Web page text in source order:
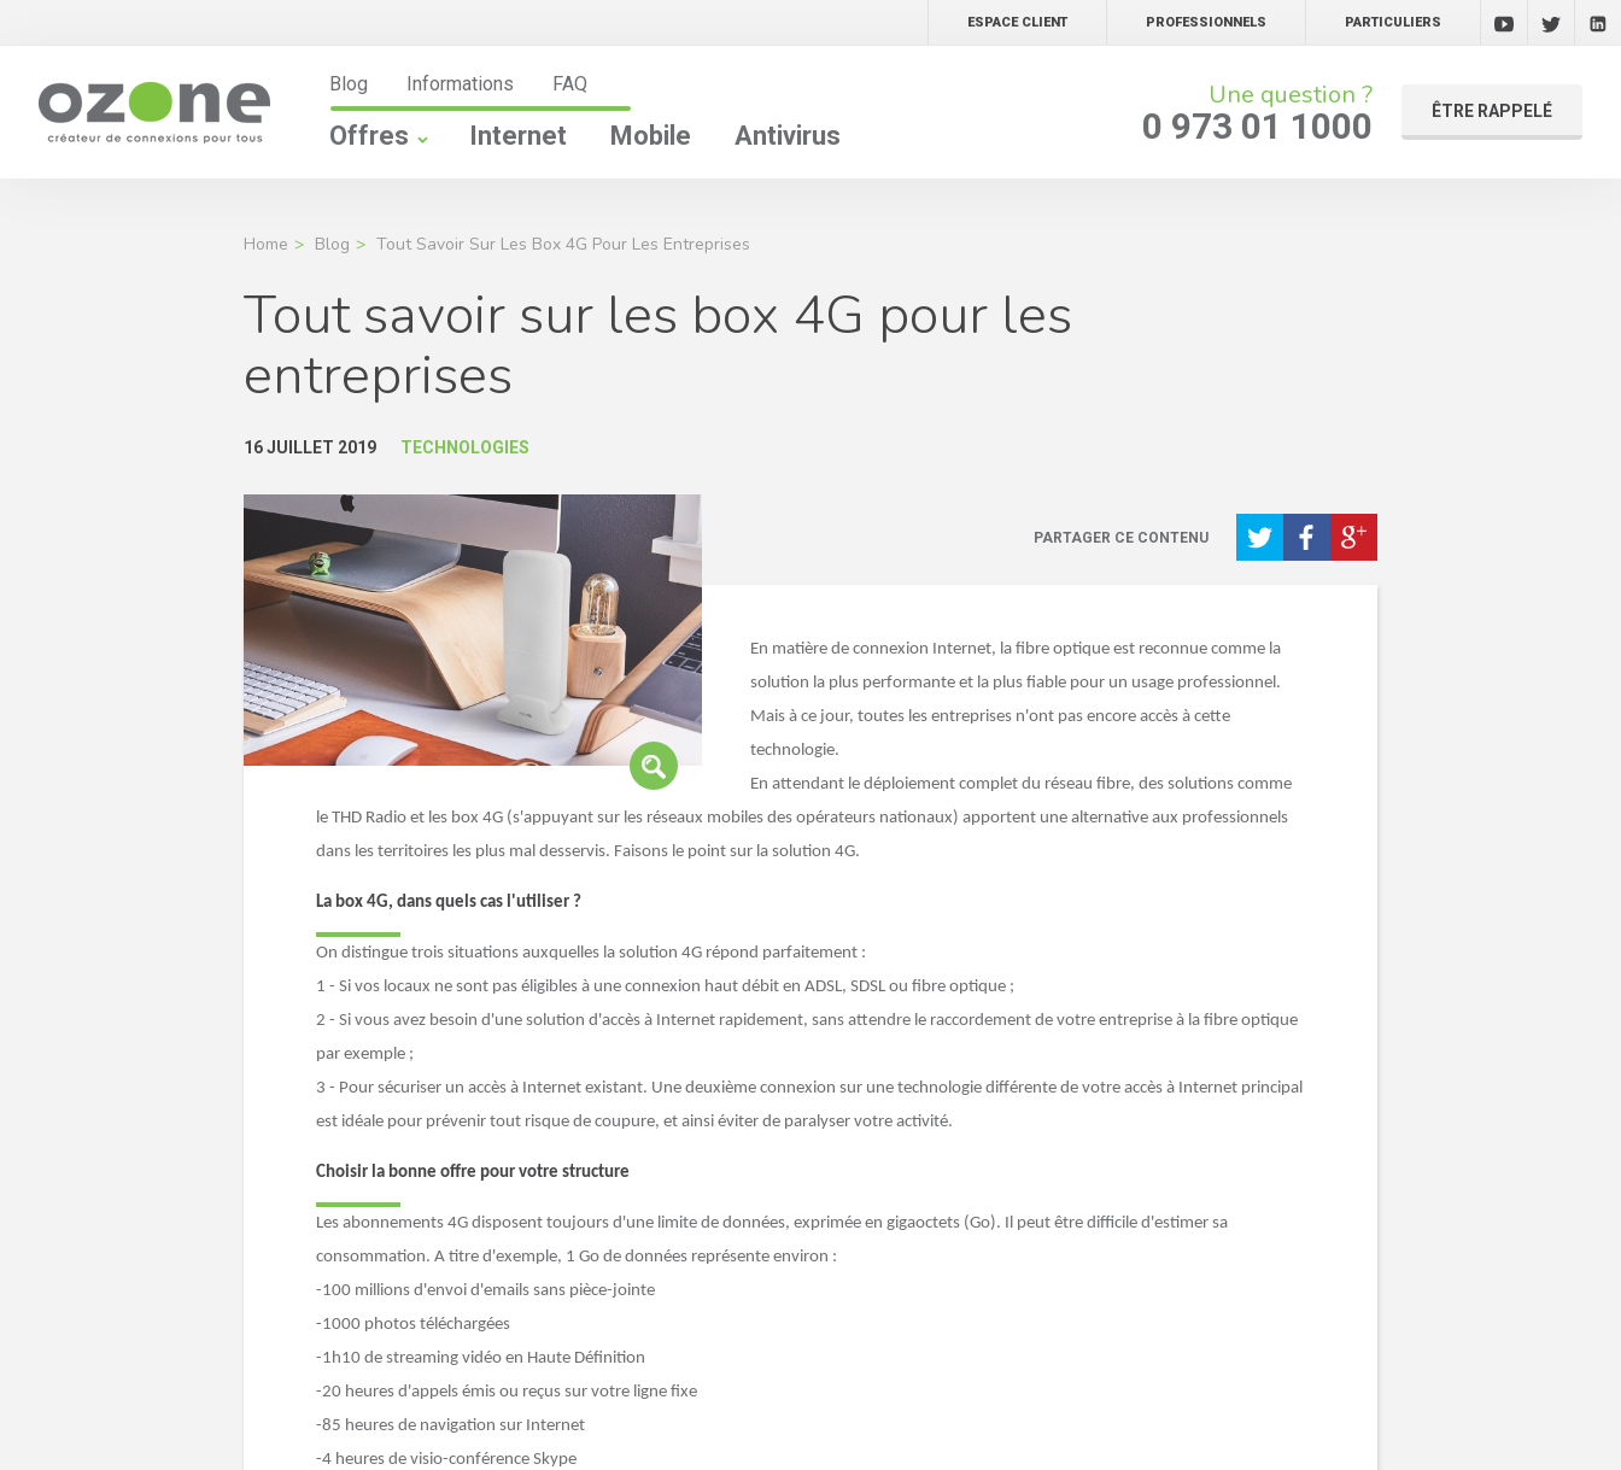
ESPACE CLIENT PROFESSIONNELS PARTICULIERS
Blog Informations FAQ
Offres Internet Mobile Antivirus
Une question ?
0 973 01 1000 ÊTRE RAPPELÉ
Home Blog Tout Savoir Sur Les Box 4G Pour Les Entreprises
Tout savoir sur les box 4G pour les
entreprises
16 JUILLET 2019 TECHNOLOGIES
PARTAGER CE CONTENU
En matière de connexion Internet, la fibre optique est reconnue comme la
solution la plus performante et la plus fiable pour un usage professionnel.
Mais à ce jour, toutes les entreprises n'ont pas encore accès à cette
technologie.
En attendant le déploiement complet du réseau fibre, des solutions comme
le THD Radio et les box 4G (s'appuyant sur les réseaux mobiles des opérateurs nationaux) apportent une alternative aux professionnels
dans les territoires les plus mal desservis. Faisons le point sur la solution 4G.
La box 4G, dans quels cas l'utiliser ?
On distingue trois situations auxquelles la solution 4G répond parfaitement :
1 - Si vos locaux ne sont pas éligibles à une connexion haut débit en ADSL, SDSL ou fibre optique ;
2 - Si vous avez besoin d'une solution d'accès à Internet rapidement, sans attendre le raccordement de votre entreprise à la fibre optique
par exemple ;
3 - Pour sécuriser un accès à Internet existant. Une deuxième connexion sur une technologie différente de votre accès à Internet principal
est idéale pour prévenir tout risque de coupure, et ainsi éviter de paralyser votre activité.
Choisir la bonne offre pour votre structure
Les abonnements 4G disposent toujours d'une limite de données, exprimée en gigaoctets (Go). Il peut être difficile d'estimer sa
consommation. A titre d'exemple, 1 Go de données représente environ :
-100 millions d'envoi d'emails sans pièce-jointe
-1000 photos téléchargées
-1h10 de streaming vidéo en Haute Définition
-20 heures d'appels émis ou reçus sur votre ligne fixe
-85 heures de navigation sur Internet
-4 heures de visio-conférence Skype